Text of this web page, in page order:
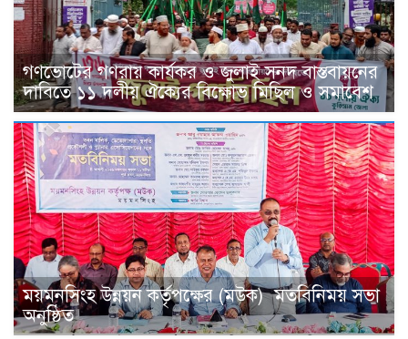
গণভোটের গণরায় কার্যকর ও জুলাই সনদ বাস্তবায়নের
দাবিতে ১১ দলীয় ঐক্যের বিক্ষোভ মিছিল ও সমাবেশ
ময়মনসিংহ উন্নয়ন কর্তৃপক্ষের (মউক) মতবিনিময় সভা
অনুষ্ঠিত